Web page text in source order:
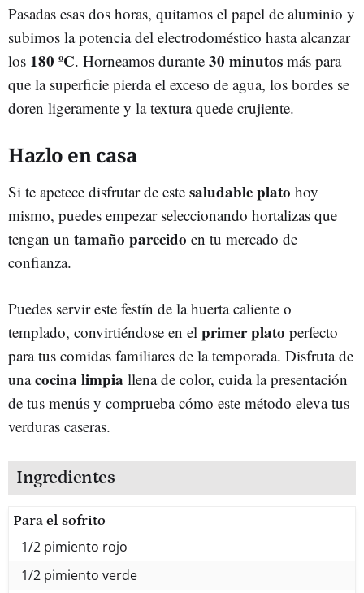
Pasadas esas dos horas, quitamos el papel de aluminio y
subimos la potencia del electrodoméstico hasta alcanzar
los 180 ºC. Horneamos durante 30 minutos más para
que la superficie pierda el exceso de agua, los bordes se
doren ligeramente y la textura quede crujiente.
Hazlo en casa
Si te apetece disfrutar de este saludable plato hoy
mismo, puedes empezar seleccionando hortalizas que
tengan un tamaño parecido en tu mercado de
confianza.
Puedes servir este festín de la huerta caliente o
templado, convirtiéndose en el primer plato perfecto
para tus comidas familiares de la temporada. Disfruta de
unacocina limpia llena de color, cuida la presentación
de tus menús y comprueba cómo este método eleva tus
verduras caseras.
Ingredientes
Para el sofrito
1/2 pimiento rojo
1/2 pimiento verde